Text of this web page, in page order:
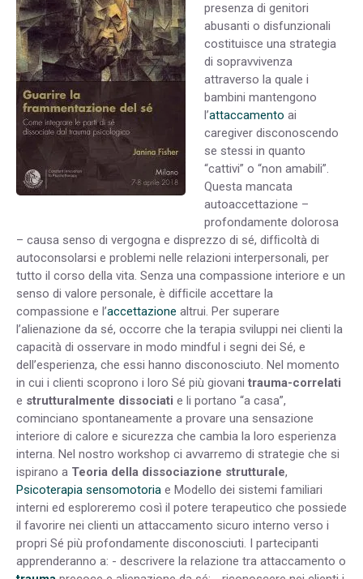
presenza di genitori
abusanti o disfunzionali
costituisce una strategia
di sopravvivenza
attraverso la quale i
bambini mantengono
l’attaccamento ai
caregiver disconoscendo
se stessi in quanto
“cattivi” o “non amabili”.
Questa mancata
autoaccettazione –
profondamente dolorosa
– causa senso di vergogna e disprezzo di sé, difﬁcoltà di
autoconsolarsi e problemi nelle relazioni interpersonali, per
tutto il corso della vita. Senza una compassione interiore e un
senso di valore personale, è difﬁcile accettare la
compassione e l’accettazione altrui. Per superare
l’alienazione da sé, occorre che la terapia sviluppi nei clienti la
capacità di osservare in modo mindful i segni dei Sé, e
dell’esperienza, che essi hanno disconosciuto. Nel momento
in cui i clienti scoprono i loro Sé più giovani trauma-correlati
e strutturalmente dissociati e li portano “a casa”,
cominciano spontaneamente a provare una sensazione
interiore di calore e sicurezza che cambia la loro esperienza
interna. Nel nostro workshop ci avvarremo di strategie che si
ispirano a Teoria della dissociazione strutturale,
Psicoterapia sensomotoria e Modello dei sistemi familiari
interni ed esploreremo così il potere terapeutico che possiede
il favorire nei clienti un attaccamento sicuro interno verso i
propri Sé più profondamente disconosciuti. I partecipanti
apprenderanno a: - descrivere la relazione tra attaccamento o